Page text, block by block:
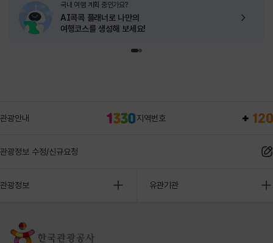
국내 여행 계획 중인가요?
AI콕콕 플래너로 나만의
여행코스를 생성해 보세요!
관광안내 지역번호
관광정보 수정/신규요청
관광정보 유관기관